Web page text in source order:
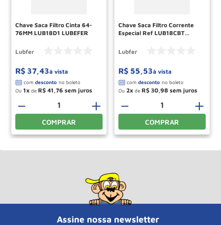
Chave Saca Filtro Cinta 64-
76MM LUB18D1 LUBEFER
Lubfer
R$ 37,43à vista
Ou 1 de R$ 41 76
＋
－
COMPRAR
Chave Saca Filtro Corrente
Especial Ref LUB18CBT
Lubfer
R$ 55,53à vista
Ou 2 de R$ 30 98
＋
－
COMPRAR
Assine nossa newsletter